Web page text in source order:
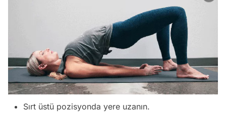
Sırt üstü pozisyonda yere uzanın.